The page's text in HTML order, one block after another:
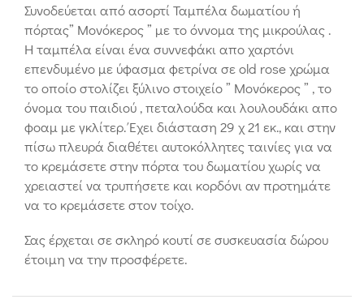
Συνοδεύεται από ασορτί Ταμπέλα δωματίου ή
πόρτας” Μονόκερος ” με το όννομα της μικρούλας .
Η ταμπέλα είναι ένα συννεφάκι απο χαρτόνι
επενδυμένο με ύφασμα φετρίνα σε old rose χρώμα
το οποίο στολίζει ξύλινο στοιχείο ” Μονόκερος ” , το
όνομα του παιδιού , πεταλούδα και λουλουδάκι απο
φοαμ με γκλίτερ. Έχει διάσταση 29 χ 21 εκ., και στην
πίσω πλευρά διαθέτει αυτοκόλλητες ταινίες για να
το κρεμάσετε στην πόρτα του δωματίου χωρίς να
χρειαστεί να τρυπήσετε και κορδόνι αν προτημάτε
να το κρεμάσετε στον τοίχο.
Σας έρχεται σε σκληρό κουτί σε συσκευασία δώρου
έτοιμη να την προσφέρετε.